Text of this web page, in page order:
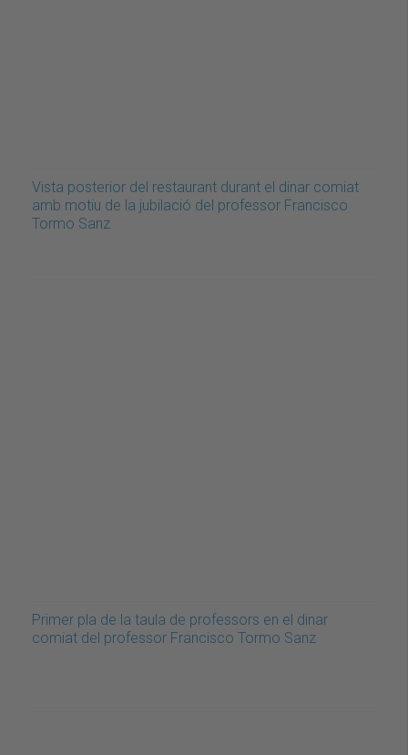
Vista posterior del restaurant durant el dinar comiat
amb motiu de la jubilació del professor Francisco
Tormo Sanz
Primer pla de la taula de professors en el dinar
comiat del professor Francisco Tormo Sanz